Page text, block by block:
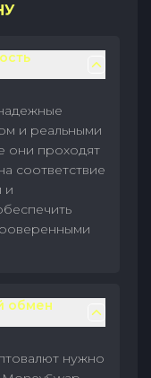
и реальными
они проходят
соответствие
и
обмен
нужно